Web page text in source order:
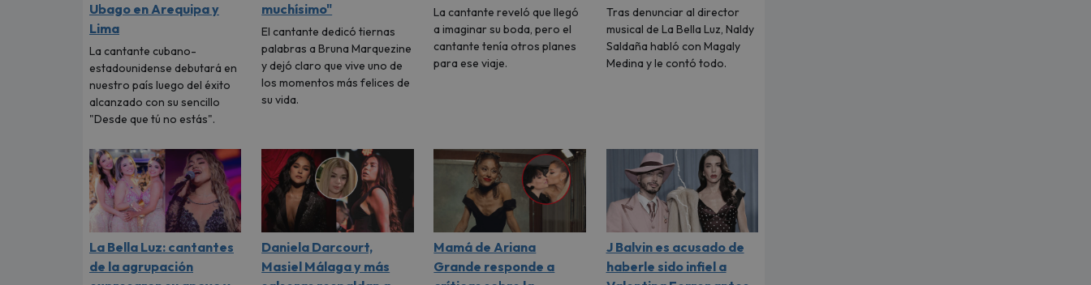
Ubago en Arequipa y
Lima
La cantante cubano-
estadounidense debutará en
nuestro país luego del éxito
alcanzado con su sencillo
"Desde que tú no estás".
muchísimo"
El cantante dedicó tiernas
palabras a Bruna Marquezine
y dejó claro que vive uno de
los momentos más felices de
su vida.
La cantante reveló que llegó
a imaginar su boda, pero el
cantante tenía otros planes
para ese viaje.
Tras denunciar al director
musical de La Bella Luz, Naldy
Saldaña habló con Magaly
Medina y le contó todo.
La Bella Luz: cantantes
de la agrupación
Daniela Darcourt,
Masiel Málaga y más
Mamá de Ariana
Grande responde a
J Balvin es acusado de
haberle sido infiel a